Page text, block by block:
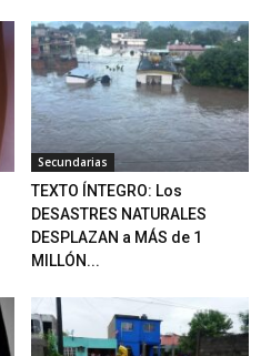
Secundarias
TEXTO ÍNTEGRO: Los
DESASTRES NATURALES
DESPLAZAN a MÁS de 1
MILLÓN...